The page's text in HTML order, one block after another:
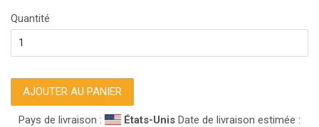
Quantité
AJOUTER AU PANIER
Pays de livraison : États-UnisDate de livraison estimée :